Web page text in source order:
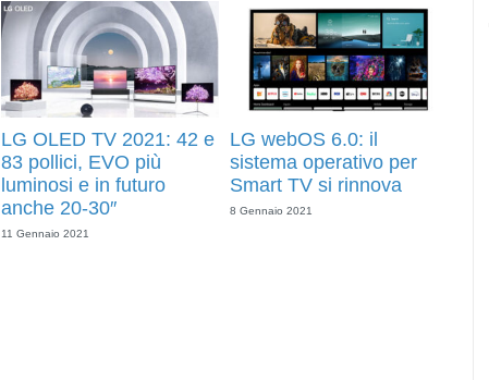
LG OLED TV 2021: 42 e
83 pollici, EVO più
luminosi e in futuro
anche 20-30″
11 Gennaio 2021
LG webOS 6.0: il
sistema operativo per
Smart TV si rinnova
8 Gennaio 2021